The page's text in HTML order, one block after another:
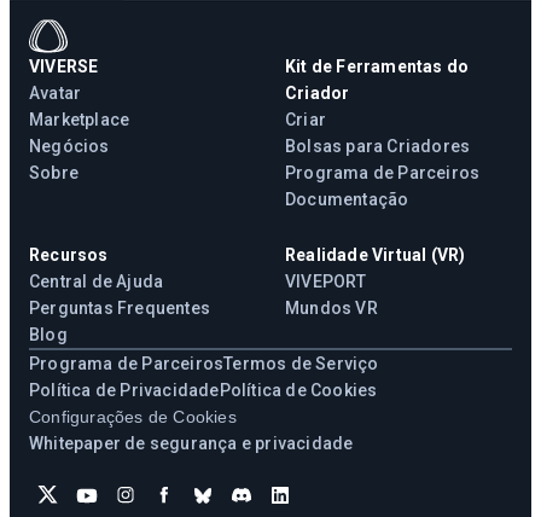
VIVERSE
Avatar
Marketplace
Negócios
Sobre
Kit de Ferramentas do
Criador
Criar
Bolsas para Criadores
Programa de Parceiros
Documentação
Recursos
Central de Ajuda
Perguntas Frequentes
Blog
Realidade Virtual (VR)
VIVEPORT
Mundos VR
Programa de ParceirosTermos de Serviço
Política de PrivacidadePolítica de Cookies
Configurações de Cookies
Whitepaper de segurança e privacidade